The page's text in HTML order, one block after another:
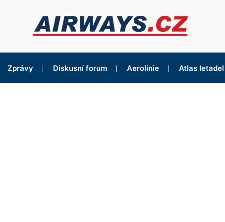
Zprávy Diskusní forum Aerolinie Atlas letadel